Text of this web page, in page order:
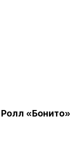
Ролл «Бонито»